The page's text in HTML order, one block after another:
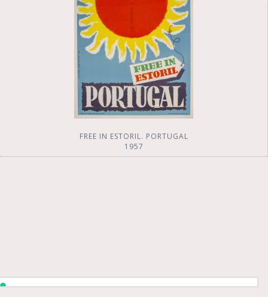
FREE IN ESTORIL. PORTUGAL
1957